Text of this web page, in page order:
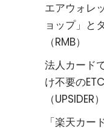
エアウォレ
ョップ」と
（RMB）
法人カード
け不要の
（UPSIDER）
「楽天カー